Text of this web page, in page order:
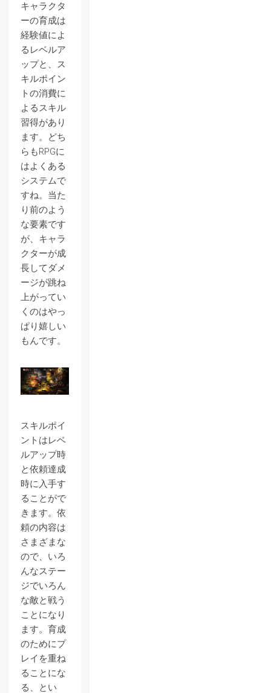
キャラクタ
ーの育成は
経験値によ
るレベルア
ップと、ス
キルポイン
トの消費に
よるスキル
習得があり
ます。どち
らもRPGに
はよくある
システムで
すね。当た
り前のよう
な要素です
が、キャラ
クターが成
長してダメ
ージが跳ね
上がってい
くのはやっ
ぱり嬉しい
もんです。
スキルポイ
ントはレベ
ルアップ時
と依頼達成
時に入手す
ることがで
きます。依
頼の内容は
さまざまな
ので、いろ
んなステー
ジでいろん
な敵と戦う
ことになり
ます。育成
のためにプ
レイを重ね
ることにな
る、とい